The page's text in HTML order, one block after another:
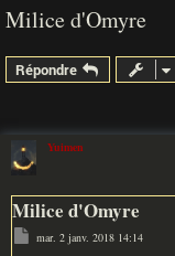
Milice d'Omyre
Répondre
Yuimen
Milice d'Omyre
M
e
mar. 2 janv. 2018 14:14